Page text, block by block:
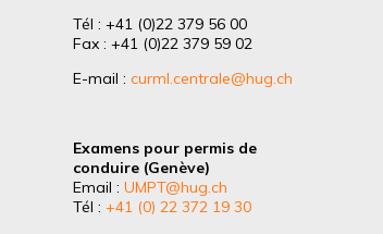
Tél : +41 (0)22 379 56 00
Fax : +41 (0)22 379 59 02
E-mail : curml.centrale@hug.ch
Examens pour permis de
conduire (Genève)
Email : UMPT@hug.ch
Tél : +41 (0) 22 372 19 30